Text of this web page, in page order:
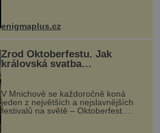
...
enigmaplus.cz
Zrod Oktoberfestu. Jak
královská svatba
odstartovala největší pivní
festival světa
V Mnichově se každoročně koná
jeden z největších a nejslavnějších
festivalů na světě – Oktoberfest.
návštěvníků, kteří si vychutnávají